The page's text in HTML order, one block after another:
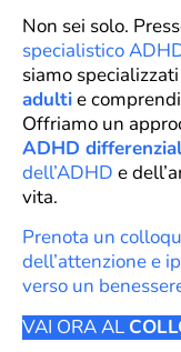
Non sei solo.
specialistico
siamo
adultie
Offriamo un
ADHD
dell’ADHD e
vita.
Prenota un
dell’attenzione e
verso un
VAI ORA AL